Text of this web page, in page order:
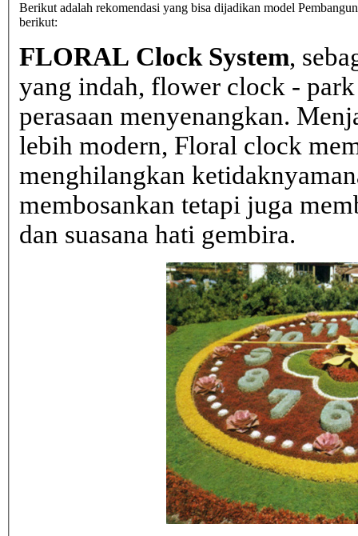
Berikut adalah rekomendasi yang bisa dijadikan model
berikut:
FLORAL Clock System,
yang indah, flower clock -
perasaan menyenangkan.
lebih modern, Floral clock
menghilangkan
membosankan tetapi juga
dan suasana hati gembira.